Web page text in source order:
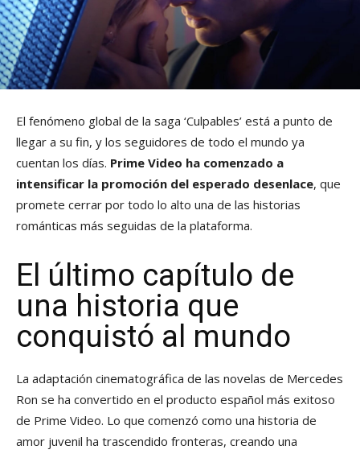
El fenómeno global de la saga ‘Culpables’ está a punto de
llegar a su fin, y los seguidores de todo el mundo ya
cuentan los días. Prime Video ha comenzado a
intensificar la promoción del esperado desenlace, que
promete cerrar por todo lo alto una de las historias
románticas más seguidas de la plataforma.
El último capítulo de
una historia que
conquistó al mundo
La adaptación cinematográfica de las novelas de Mercedes
Ron se ha convertido en el producto español más exitoso
de Prime Video. Lo que comenzó como una historia de
amor juvenil ha trascendido fronteras, creando una